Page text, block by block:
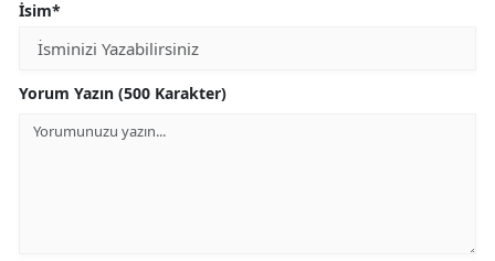
İsim*
Yorum Yazın (500 Karakter)